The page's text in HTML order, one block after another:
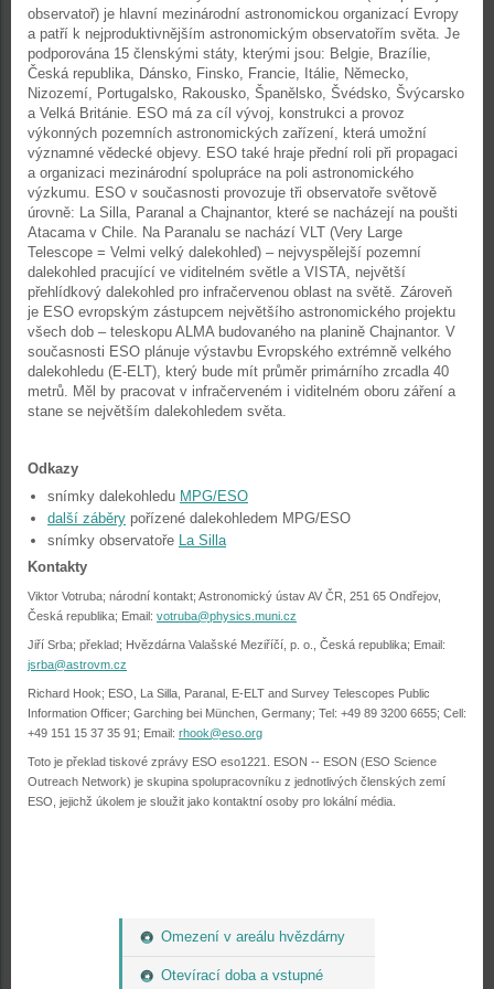
Omezení v areálu hvězdárny
Otevírací doba a vstupné
observatoř) je hlavní mezinárodní astronomickou organizací Evropy
a patří k nejproduktivnějším astronomickým observatořím světa. Je
podporována 15 členskými státy, kterými jsou: Belgie, Brazílie,
Česká republika, Dánsko, Finsko, Francie, Itálie, Německo,
Nizozemí, Portugalsko, Rakousko, Španělsko, Švédsko, Švýcarsko
a Velká Británie. ESO má za cíl vývoj, konstrukci a provoz
výkonných pozemních astronomických zařízení, která umožní
významné vědecké objevy. ESO také hraje přední roli při propagaci
a organizaci mezinárodní spolupráce na poli astronomického
výzkumu. ESO v současnosti provozuje tři observatoře světově
úrovně: La Silla, Paranal a Chajnantor, které se nacházejí na poušti
Atacama v Chile. Na Paranalu se nachází VLT (Very Large
Telescope = Velmi velký dalekohled) – nejvyspělejší pozemní
dalekohled pracující ve viditelném světle a VISTA, největší
přehlídkový dalekohled pro infračervenou oblast na světě. Zároveň
je ESO evropským zástupcem největšího astronomického projektu
všech dob – teleskopu ALMA budovaného na planině Chajnantor. V
současnosti ESO plánuje výstavbu Evropského extrémně velkého
dalekohledu (E-ELT), který bude mít průměr primárního zrcadla 40
metrů. Měl by pracovat v infračerveném i viditelném oboru záření a
stane se největším dalekohledem světa.
Odkazy
snímky dalekohledu MPG/ESO
další záběry pořízené dalekohledem MPG/ESO
snímky observatoře La Silla
Kontakty
Viktor Votruba; národní kontakt; Astronomický ústav AV ČR, 251 65 Ondřejov,
Česká republika; Email: votruba@physics.muni.cz
Jiří Srba; překlad; Hvězdárna Valašské Meziříčí, p. o., Česká republika; Email:
jsrba@astrovm.cz
Richard Hook; ESO, La Silla, Paranal, E-ELT and Survey Telescopes Public
Information Officer; Garching bei München, Germany; Tel: +49 89 3200 6655; Cell:
+49 151 15 37 35 91; Email: rhook@eso.org
Toto je překlad tiskové zprávy ESO eso1221. ESON -- ESON (ESO Science
Outreach Network) je skupina spolupracovníku z jednotlivých členských zemí
ESO, jejichž úkolem je sloužit jako kontaktní osoby pro lokální média.